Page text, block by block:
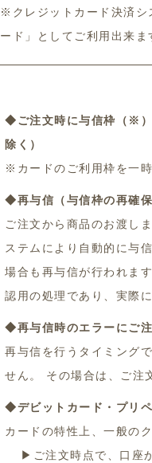
※クレジットカード決済シ
ード」としてご利用出来ま
◆ご注文時に与信枠（※）
除く）
※カードのご利用枠を一
◆再与信（与信枠の再確
ご注文から商品のお渡し
ステムにより自動的に与
場合も再与信が行われま
認用の処理であり、実際
◆再与信時のエラーにご
再与信を行うタイミング
せん。 その場合は、ご注
◆デビットカード・プリ
カードの特性上、一般の
▶ ご注文時点で、口座